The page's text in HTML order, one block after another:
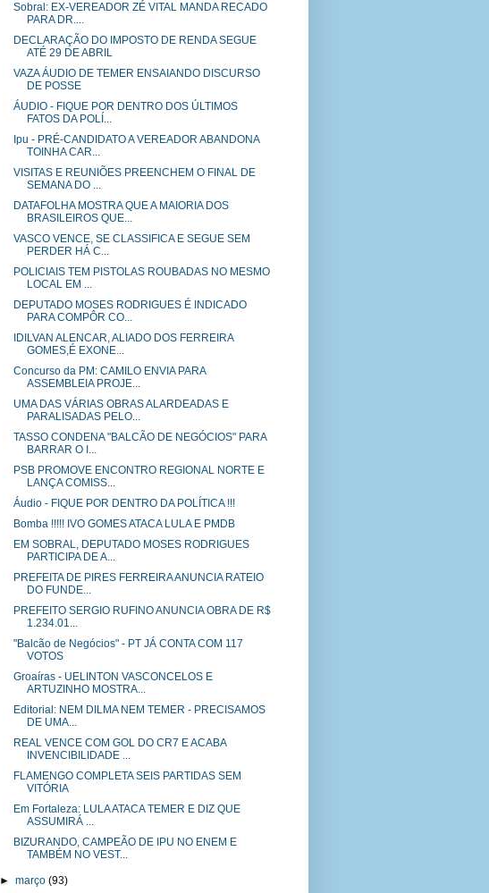
Sobral: EX-VEREADOR ZÉ VITAL MANDA RECADO
PARA DR....
DECLARAÇÃO DO IMPOSTO DE RENDA SEGUE
ATÉ 29 DE ABRIL
VAZA ÁUDIO DE TEMER ENSAIANDO DISCURSO
DE POSSE
ÁUDIO - FIQUE POR DENTRO DOS ÚLTIMOS
FATOS DA POLÍ...
Ipu - PRÉ-CANDIDATO A VEREADOR ABANDONA
TOINHA CAR...
VISITAS E REUNIÕES PREENCHEM O FINAL DE
SEMANA DO ...
DATAFOLHA MOSTRA QUE A MAIORIA DOS
BRASILEIROS QUE...
VASCO VENCE, SE CLASSIFICA E SEGUE SEM
PERDER HÁ C...
POLICIAIS TEM PISTOLAS ROUBADAS NO MESMO
LOCAL EM ...
DEPUTADO MOSES RODRIGUES É INDICADO
PARA COMPÔR CO...
IDILVAN ALENCAR, ALIADO DOS FERREIRA
GOMES,É EXONE...
Concurso da PM: CAMILO ENVIA PARA
ASSEMBLEIA PROJE...
UMA DAS VÁRIAS OBRAS ALARDEADAS E
PARALISADAS PELO...
TASSO CONDENA "BALCÃO DE NEGÓCIOS" PARA
BARRAR O I...
PSB PROMOVE ENCONTRO REGIONAL NORTE E
LANÇA COMISS...
Áudio - FIQUE POR DENTRO DA POLÍTICA !!!
Bomba !!!!! IVO GOMES ATACA LULA E PMDB
EM SOBRAL, DEPUTADO MOSES RODRIGUES
PARTICIPA DE A...
PREFEITA DE PIRES FERREIRA ANUNCIA RATEIO
DO FUNDE...
PREFEITO SERGIO RUFINO ANUNCIA OBRA DE R$
1.234.01...
"Balcão de Negócios" - PT JÁ CONTA COM 117
VOTOS
Groaíras - UELINTON VASCONCELOS E
ARTUZINHO MOSTRA...
Editorial: NEM DILMA NEM TEMER - PRECISAMOS
DE UMA...
REAL VENCE COM GOL DO CR7 E ACABA
INVENCIBILIDADE ...
FLAMENGO COMPLETA SEIS PARTIDAS SEM
VITÓRIA
Em Fortaleza: LULA ATACA TEMER E DIZ QUE
ASSUMIRÁ ...
BIZURANDO, CAMPEÃO DE IPU NO ENEM E
TAMBÉM NO VEST...
►março(93)